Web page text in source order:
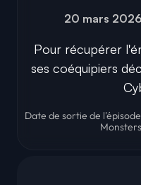
20 mars 2026
Pour récupérer
ses coéquipiers
Date de sortie de